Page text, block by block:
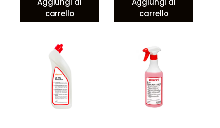
Aggiungi al
carrello
Aggiungi al
carrello